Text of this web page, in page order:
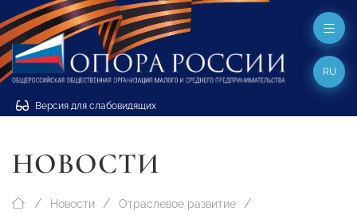
Версия для слабовидящих
RU
НОВОСТИ
Новости Отраслевое развитие